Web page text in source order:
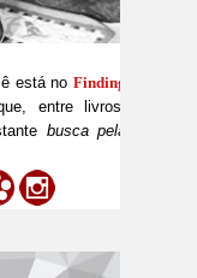
está no Finding
entre livros,
busca pela